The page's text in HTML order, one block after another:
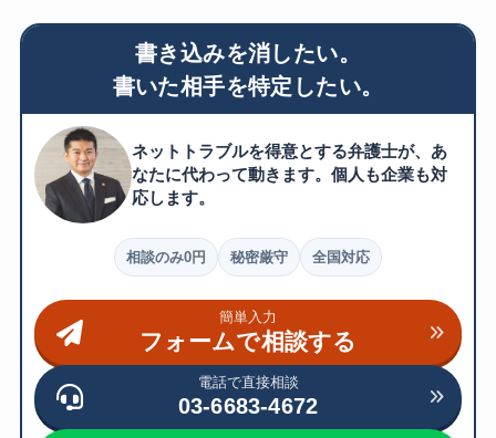
書き込みを消したい。
書いた相手を特定したい。
ネットトラブルを得意とする弁護士が、あ
なたに代わって動きます。個人も企業も対
応します。
相談のみ0円 秘密厳守 全国対応
簡単入力
フォームで相談する
電話で直接相談
03-6683-4672